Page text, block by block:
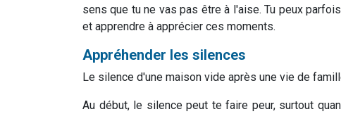
sens que tu ne vas pas être à l'aise. Tu peux
et apprendre à apprécier ces moments.
Appréhender les silences
Le silence d'une maison vide après une vie de
Au début, le silence peut te faire peur, surtout